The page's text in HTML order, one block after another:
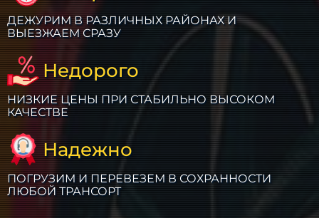
ДЕЖУРИМ В РАЗЛИЧНЫХ РАЙОНАХ И
ВЫЕЗЖАЕМ СРАЗУ
Недорого
НИЗКИЕ ЦЕНЫ ПРИ СТАБИЛЬНО ВЫСОКОМ
КАЧЕСТВЕ
Надежно
ПОГРУЗИМ И ПЕРЕВЕЗЕМ В СОХРАННОСТИ
ЛЮБОЙ ТРАНСОРТ